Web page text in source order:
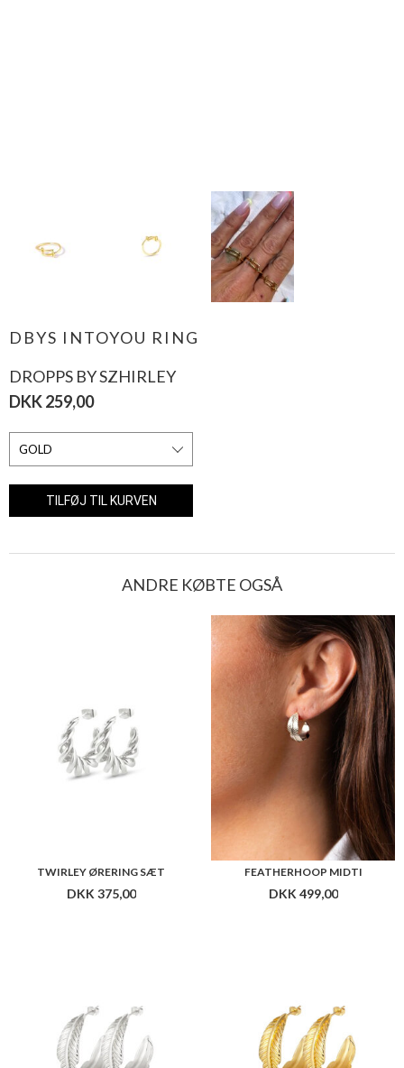
DBYS INTOYOU RING
DROPPS BY SZHIRLEY
DKK 259,00
ANDRE KØBTE OGSÅ
TWIRLEY ØRERING SÆT
DKK 375,00
FEATHERHOOP MIDTI
DKK 499,00